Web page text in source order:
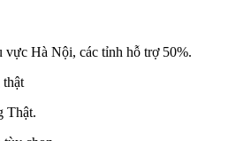
vực Hà Nội, các tỉnh hỗ trợ 50%.
Thật.